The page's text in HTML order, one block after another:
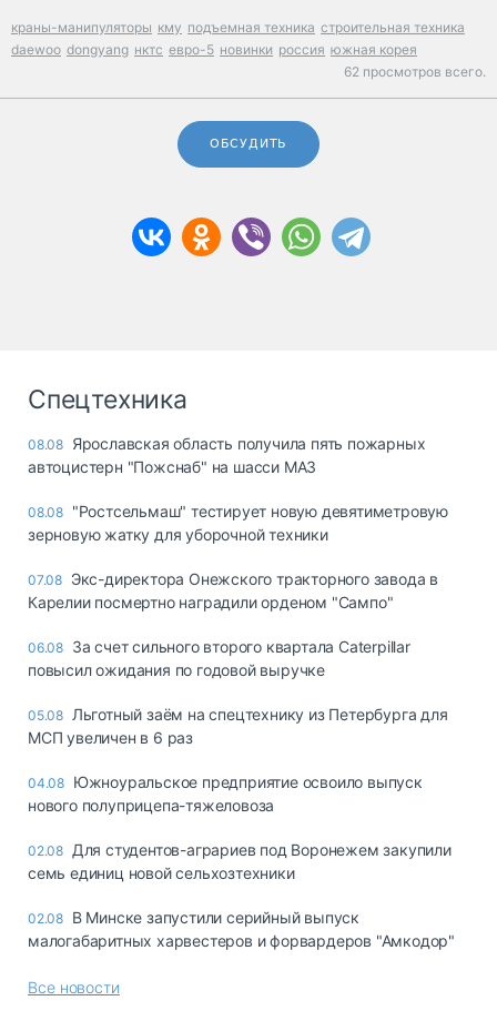
краны-манипуляторы кму подъемная техника строительная техника
daewoo dongyang нктс евро-5 новинки россия южная корея
62 просмотров всего.
ОБСУДИТЬ
Спецтехника
08.08 Ярославская область получила пять пожарных
автоцистерн "Пожснаб" на шасси МАЗ
08.08 "Ростсельмаш" тестирует новую девятиметровую
зерновую жатку для уборочной техники
07.08 Экс-директора Онежского тракторного завода в
Карелии посмертно наградили орденом "Сампо"
06.08 За счет сильного второго квартала Caterpillar
повысил ожидания по годовой выручке
05.08 Льготный заём на спецтехнику из Петербурга для
МСП увеличен в 6 раз
04.08 Южноуральское предприятие освоило выпуск
нового полуприцепа-тяжеловоза
02.08 Для студентов-аграриев под Воронежем закупили
семь единиц новой сельхозтехники
02.08 В Минске запустили серийный выпуск
малогабаритных харвестеров и форвардеров "Амкодор"
Все новости